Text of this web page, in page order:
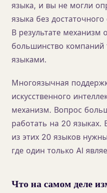
языка, и вы не могли
языка без
В результате механизм
большинство
языками.
Многоязычная
искусственного
механизм. Вопрос
работать на 20 языках.
из этих 20 языков
где один только AI
Что на самом деле